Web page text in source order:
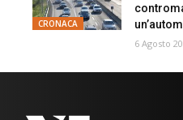
CRONACA
6 Agosto